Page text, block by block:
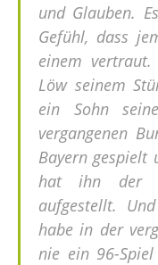
und Glauben.
Gefühl, dass
einem
Löw seinem
ein Sohn
vergangenen
Bayern gespielt
hat ihn der
aufgestellt.
habe in der
nie ein 96-